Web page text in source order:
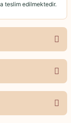
teslim edilmektedir.